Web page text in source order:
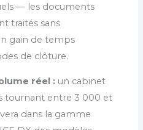
— les documents
traités sans
gain de temps
de clôture.
réel : un cabinet
tournant entre 3 000 et
dans la gamme